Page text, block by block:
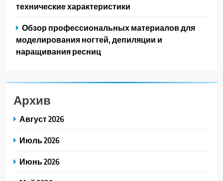
технические характеристики
Обзор профессиональных материалов для
моделирования ногтей, депиляции и
наращивания ресниц
Архив
Август 2026
Июль 2026
Июнь 2026